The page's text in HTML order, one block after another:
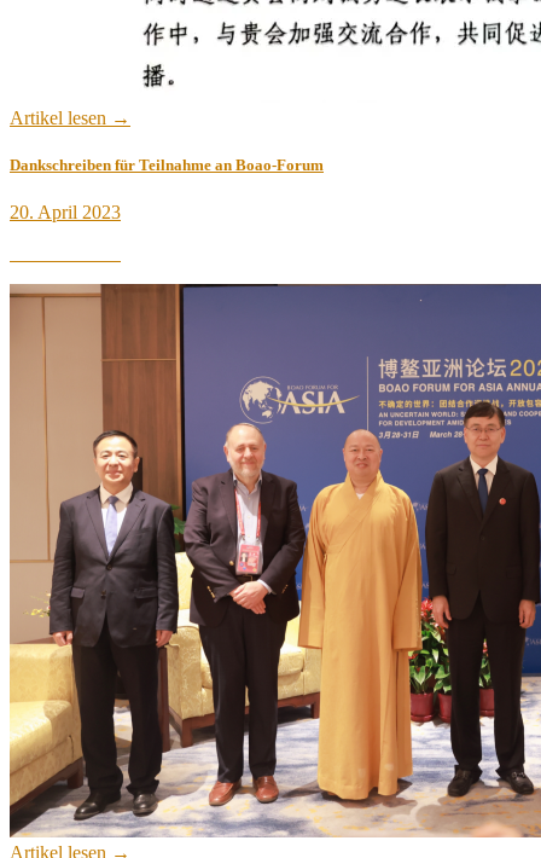
Artikel lesen →
Dankschreiben für Teilnahme an Boao-Forum
Veröffentlicht
20. April 2023
Artikel lesen →